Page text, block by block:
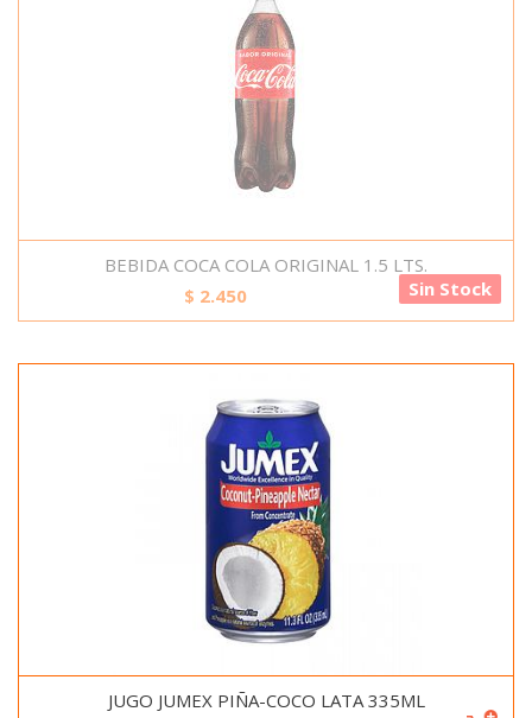
BEBIDA COCA COLA ORIGINAL 1.5 LTS.
$ 2.450 Sin Stock
JUGO JUMEX PIÑA-COCO LATA 335ML